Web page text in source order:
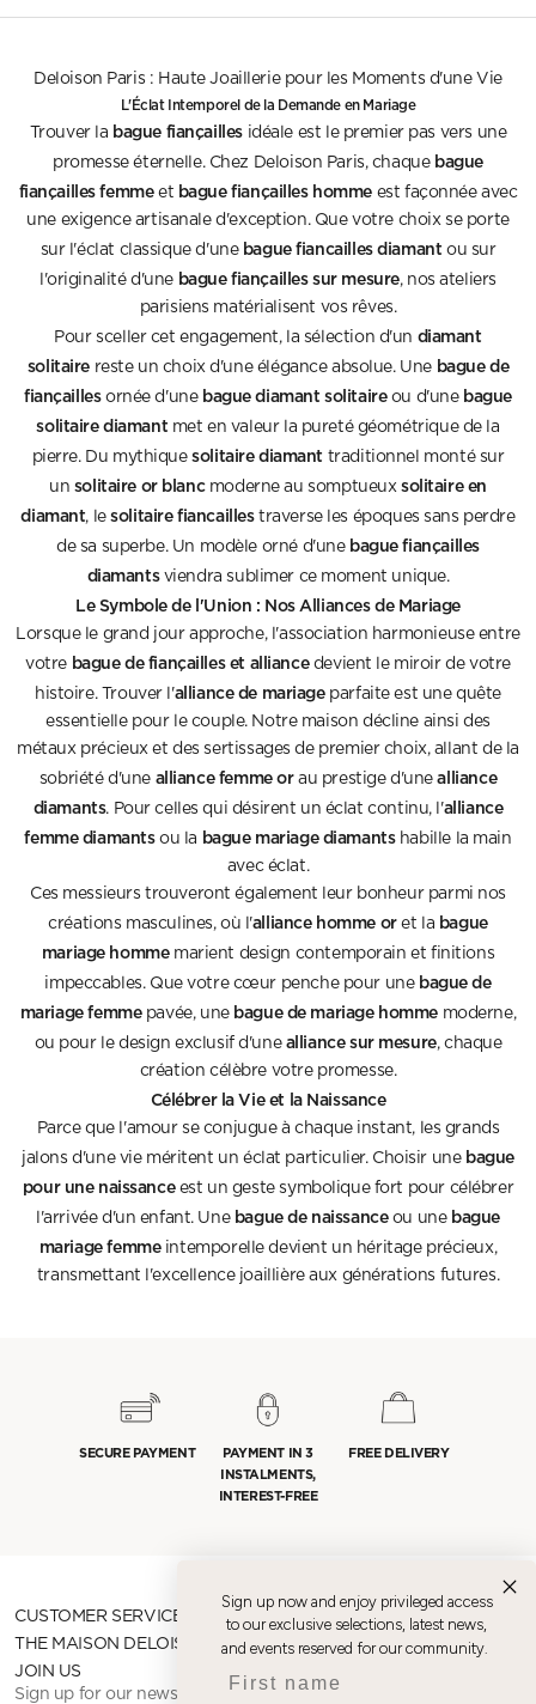
Deloison Paris : Haute Joaillerie pour les Moments d'une Vie
L'Éclat Intemporel de la Demande en Mariage
Trouver la bague fiançaillesidéale est le premier pas vers une
promesse éternelle. Chez Deloison Paris, chaque bague
fiançailles femmeet bague fiançailles homme est façonnée avec
une exigence artisanale d'exception. Que votre choix se porte
sur l'éclat classique d'une bague fiancailles diamant ou sur
l'originalité d'une bague fiançailles sur mesure, nos ateliers
parisiens matérialisent vos rêves.
Pour sceller cet engagement, la sélection d'un diamant
solitaire reste un choix d'une élégance absolue. Une bague de
fiançaillesornée d'une bague diamant solitaireou d'une bague
solitaire diamant met en valeur la pureté géométrique de la
pierre. Du mythiquesolitaire diamant traditionnel monté sur
un solitaire or blancmoderne au somptueux solitaire en
diamant, lesolitaire fiancaillestraverse les époques sans perdre
de sa superbe. Un modèle orné d'une bague fiançailles
diamantsviendra sublimer ce moment unique.
Le Symbole de l'Union : Nos Alliances de Mariage
Lorsque le grand jour approche, l'association harmonieuse entre
votre bague de fiançailles et alliancedevient le miroir de votre
histoire. Trouver l'alliance de mariageparfaite est une quête
essentielle pour le couple. Notre maison décline ainsi des
métaux précieux et des sertissages de premier choix, allant de la
sobriété d'une alliance femme orau prestige d'unealliance
diamants. Pour celles qui désirent un éclat continu, l'alliance
femme diamantsou la bague mariage diamantshabille la main
avec éclat.
Ces messieurs trouveront également leur bonheur parmi nos
créations masculines, où l'alliance homme oret la bague
mariage hommemarient design contemporain et finitions
impeccables. Que votre cœur penche pour une bague de
mariage femmepavée, une bague de mariage homme moderne,
ou pour le design exclusif d'une alliance sur mesure, chaque
création célèbre votre promesse.
Célébrer la Vie et la Naissance
Parce que l'amour se conjugue à chaque instant, les grands
jalons d'une vie méritent un éclat particulier. Choisir une bague
pour une naissanceest un geste symbolique fort pour célébrer
l'arrivée d'un enfant. Une bague de naissanceou une bague
mariage femmeintemporelle devient un héritage précieux,
transmettant l'excellence joaillière aux générations futures.
SECURE PAYMENT
PAYMENT IN 3
INSTALMENTS,
INTEREST-FREE
FREE DELIVERY
CUSTOMER SERVICE
THE MAISON DELOISON
JOIN US
Sign up for our newsletter
Sign up now and enjoy privileged access
to our exclusive selections, latest news,
and events reserved for our community.